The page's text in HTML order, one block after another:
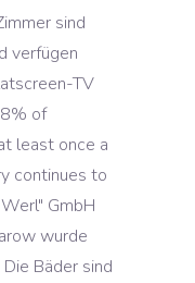
sind
verfügen
TV
of
least once a
continues to
GmbH
wurde
Bäder sind